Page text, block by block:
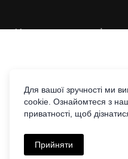
Каталог товарів
Дім & Кухня
Доставка та оплата
Повернення та обмін
Політика приватності
Контакти
|
+38 097 441 44 77
Для вашої зручності ми
cookie. Ознайомтеся з
приватності, щоб
Прийняти